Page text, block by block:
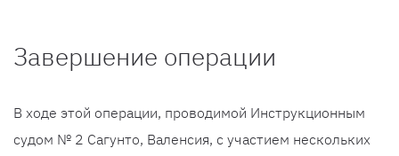
Завершение операции
В ходе этой операции, проводимой Инструкционным
судом № 2 Сагунто, Валенсия, с участием нескольких